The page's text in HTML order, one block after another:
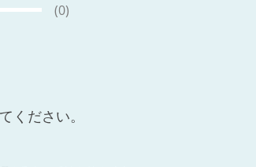
(0)
ください。